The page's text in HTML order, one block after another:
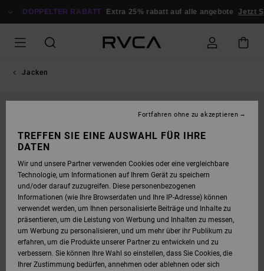
ZUR
DOPPELTER RABATT Extra 25% rabatt auf alle angebote Jetzt
Jacken
TREFFEN SIE EINE AUSWAHL FÜR IHRE
DATEN
Wir und unsere Partner verwenden Cookies oder eine vergleichbare
Technologie, um Informationen auf Ihrem Gerät zu speichern
und/oder darauf zuzugreifen. Diese personenbezogenen
Informationen (wie Ihre Browserdaten und Ihre IP-Adresse) können
verwendet werden, um Ihnen personalisierte Beiträge und Inhalte zu
präsentieren, um die Leistung von Werbung und Inhalten zu messen,
um Werbung zu personalisieren, und um mehr über ihr Publikum zu
erfahren, um die Produkte unserer Partner zu entwickeln und zu
verbessern. Sie können Ihre Wahl so einstellen, dass Sie Cookies, die
Ihrer Zustimmung bedürfen, annehmen oder ablehnen oder sich
Fortfahren ohne zu akzeptieren